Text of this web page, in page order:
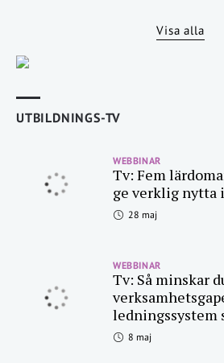
Visa alla
UTBILDNINGS-TV
WEBBINAR
Tv: Fem
ge verklig nytta
28 maj
WEBBINAR
Tv: Så minskar
ledningssystem
8 maj